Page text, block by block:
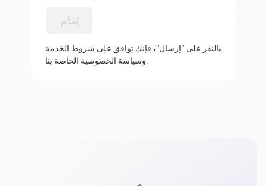
يُقدِّم
بالنقر على "إرسال"، فإنك توافق على شروط الخدمة
وسياسة الخصوصية الخاصة بنا.